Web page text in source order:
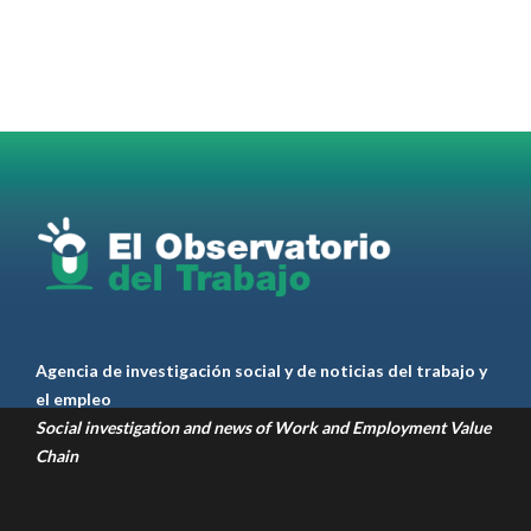
RT@casdcamioneros
1 1 Twitter
Agencia de investigación social y de noticias del trabajo y
el empleo
Social investigation and news of Work and Employment Value
Chain